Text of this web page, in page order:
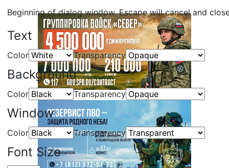
Beginning of dialog window. Escape will cancel and
Text
Color Transparency
Background
Color Transparency
Window
Color Transparency
Font Size